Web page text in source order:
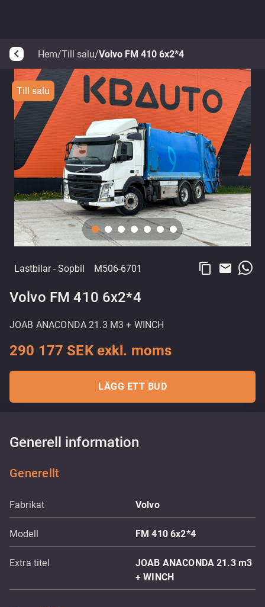
arrow_back_ios Hem/Till salu/Volvo FM 410 6x2*4
Till salu
Lastbilar- Sopbil M506-6701 content_copy email
Volvo FM 410 6x2*4
JOAB ANACONDA 21.3 M3 + WINCH
290 177 SEK exkl. moms
LÄGG ETT BUD
Generell information
Generellt
Fabrikat Volvo
Modell FM 410 6x2*4
Extra titel
JOAB ANACONDA 21.3 m3
+ WINCH